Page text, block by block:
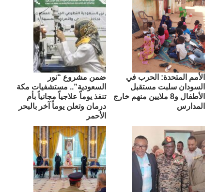
الأمم المتحدة: الحرب في
السودان سلبت مستقبل
الأطفال و8 ملايين منهم خارج
المدارس
ضمن مشروع “نور
السعودية”.. مستشفيات مكة
تنفذ يوماً علاجياً مجانياً بأم
درمان وتعلن يوماً آخر بالبحر
الأحمر